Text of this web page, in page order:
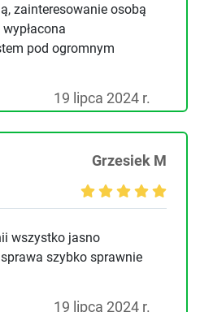
zainteresowanie osobą
pod ogromnym
19 lipca 2024 r.
Grzesiek M
wszystko jasno
szybko sprawnie
19 lipca 2024 r.